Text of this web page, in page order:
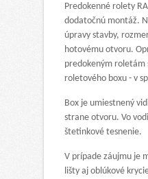
Predokenné rolety
dodatočnú montáž.
úpravy stavby,
hotovému otvoru.
predokeným roletám
roletového boxu - v
Box je umiestnený
strane otvoru. Vo
štetinkové tesnenie.
V prípade záujmu je
lišty aj oblúkové